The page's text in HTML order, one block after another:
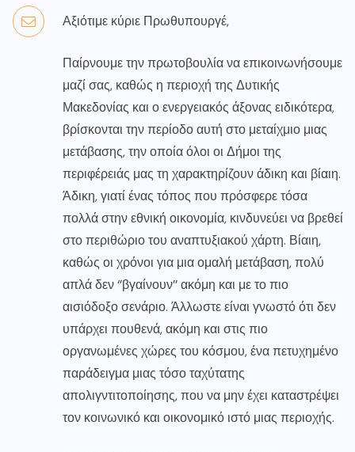
Αξιότιμε κύριε Πρωθυπουργέ,
Παίρνουμε την πρωτοβουλία να επικοινωνήσουμε
μαζί σας, καθώς η περιοχή της Δυτικής
Μακεδονίας και ο ενεργειακός άξονας ειδικότερα,
βρίσκονται την περίοδο αυτή στο μεταίχμιο μιας
μετάβασης, την οποία όλοι οι Δήμοι της
περιφέρειάς μας τη χαρακτηρίζουν άδικη και βίαιη.
Άδικη, γιατί ένας τόπος που πρόσφερε τόσα
πολλά στην εθνική οικονομία, κινδυνεύει να βρεθεί
στο περιθώριο του αναπτυξιακού χάρτη. Βίαιη,
καθώς οι χρόνοι για μια ομαλή μετάβαση, πολύ
απλά δεν ‘’βγαίνουν’’ ακόμη και με το πιο
αισιόδοξο σενάριο. Άλλωστε είναι γνωστό ότι δεν
υπάρχει πουθενά, ακόμη και στις πιο
οργανωμένες χώρες του κόσμου, ένα πετυχημένο
παράδειγμα μιας τόσο ταχύτατης
απολιγντιτοποίησης, που να μην έχει καταστρέψει
τον κοινωνικό και οικονομικό ιστό μιας περιοχής.